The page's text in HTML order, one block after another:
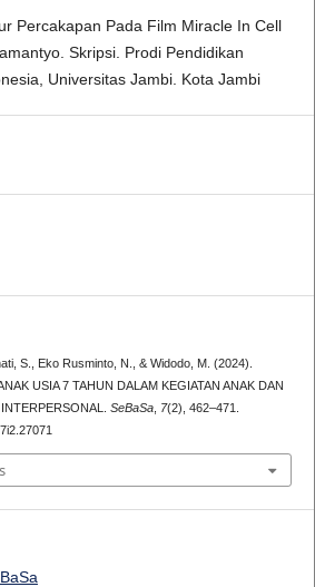
Percakapan Pada Film Miracle In Cell
Skripsi. Prodi Pendidikan
Universitas Jambi. Kota Jambi
S., Eko Rusminto, N., & Widodo, M. (2024).
USIA 7 TAHUN DALAM KEGIATAN ANAK DAN
SeBaSa, 7(2), 462–471.